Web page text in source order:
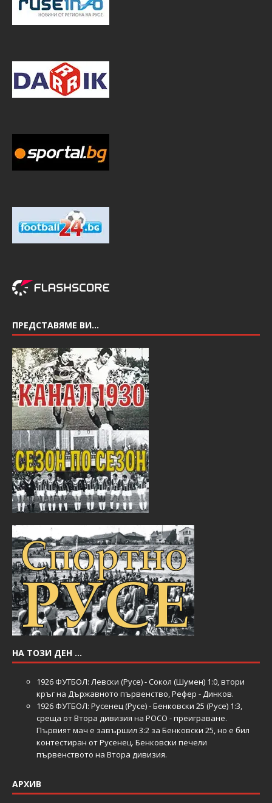
ПРЕДСТАВЯМЕ ВИ…
НА ТОЗИ ДЕН …
1926 ФУТБОЛ: Левски (Русе) - Сокол (Шумен) 1:0, втори
кръг на Държавното първенство, Рефер - Динков.
1926 ФУТБОЛ: Русенец (Русе) - Бенковски 25 (Русе) 1:3,
среща от Втора дивизия на РОСО - преиграване.
Първият мач е завършил 3:2 за Бенковски 25, но е бил
контестиран от Русенец. Бенковски печели
първенството на Втора дивизия.
АРХИВ